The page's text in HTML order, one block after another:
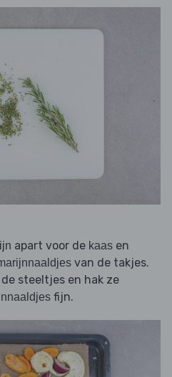
apart voor de kaas en
van de takjes.
steeltjes en hak ze
fijn.